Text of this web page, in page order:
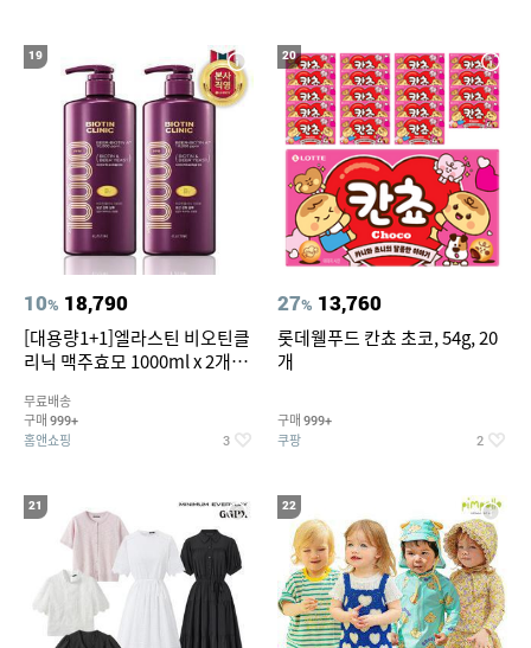
19
10% 18,790
[대용량1+1]엘라스틴 비오틴클
리닉 맥주효모 1000ml x 2개
무료배송
구매 999+
홈앤쇼핑 3
20
27% 13,760
롯데웰푸드 칸쵸 초코, 54g, 20
개
구매 999+
쿠팡 2
21 22